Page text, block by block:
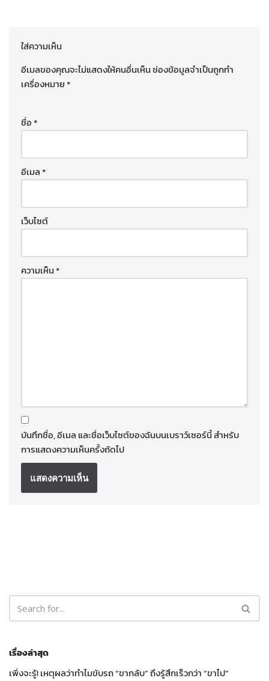
ใส่ความเห็น
อีเมลของคุณจะไม่แสดงให้คนอื่นเห็นช่องข้อมูลจำเป็นถูกทำ
เครื่องหมาย*
ชื่อ*
อีเมล*
เว็บไซต์
ความเห็น*
บันทึกชื่อ, อีเมล และชื่อเว็บไซต์ของฉันบนเบราว์เซอร์นี้ สำหรับ
การแสดงความเห็นครั้งถัดไป
เรื่องล่าสุด
เพิ่งจะรู้! เหตุผลว่าทำไมขับรถ “ขากลับ” ถึงรู้สึกเร็วกว่า “ขาไป”